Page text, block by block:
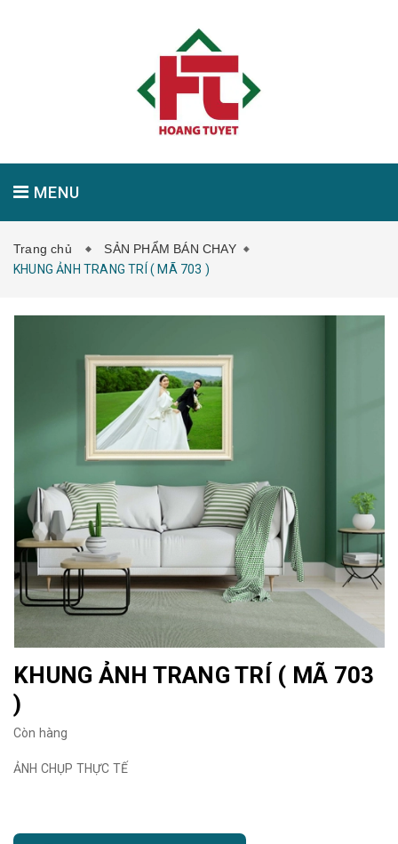
MENU
GIỚI THIỆU SẢN PHẨM
Trang chủ
SẢN PHẨM BÁN CHAY
KHUNG ẢNH TRANG TRÍ ( MÃ 703 )
KHUNG ẢNH TRANG TRÍ ( MÃ 703
)
Còn hàng
ẢNH CHỤP THỰC TẾ